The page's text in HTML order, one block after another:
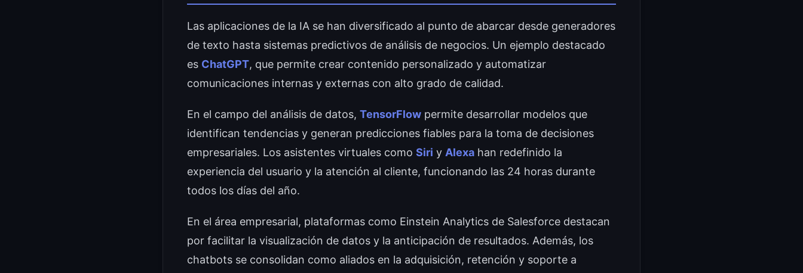
Las aplicaciones de la IA se han diversificado al punto de abarcar desde generadores
de texto hasta sistemas predictivos de análisis de negocios. Un ejemplo destacado
es ChatGPT, que permite crear contenido personalizado y automatizar
comunicaciones internas y externas con alto grado de calidad.
En el campo del análisis de datos, TensorFlow permite desarrollar modelos que
identifican tendencias y generan predicciones fiables para la toma de decisiones
empresariales. Los asistentes virtuales como Siri y Alexa han redefinido la
experiencia del usuario y la atención al cliente, funcionando las 24 horas durante
todos los días del año.
En el área empresarial, plataformas como Einstein Analytics de Salesforce destacan
por facilitar la visualización de datos y la anticipación de resultados. Además, los
chatbots se consolidan como aliados en la adquisición, retención y soporte a